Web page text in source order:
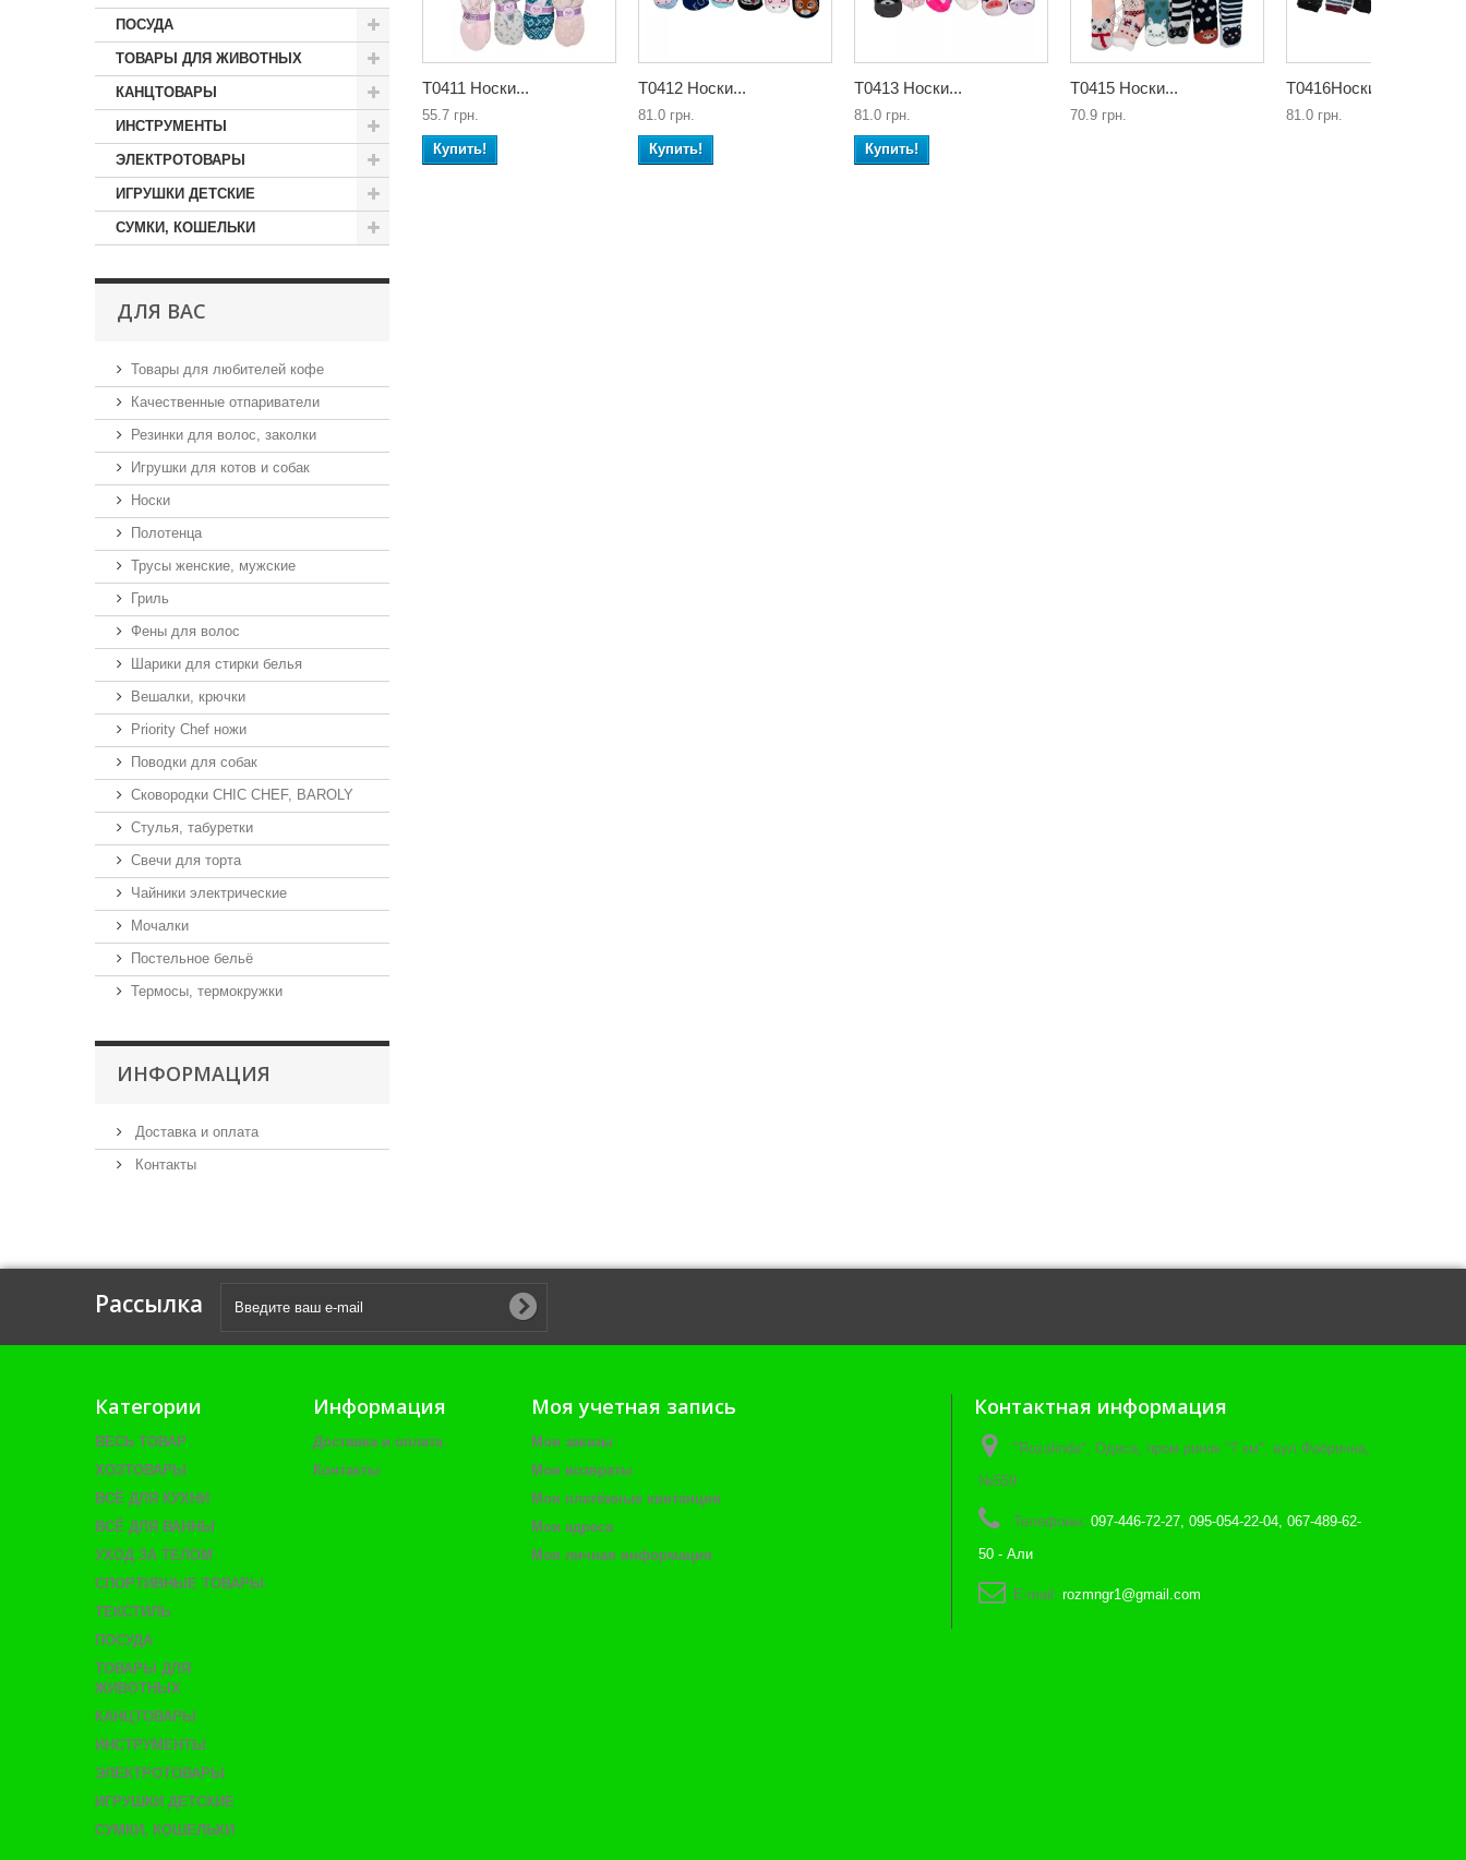
ПОСУДА
ТОВАРЫ ДЛЯ ЖИВОТНЫХ
КАНЦТОВАРЫ
ИНСТРУМЕНТЫ
ЭЛЕКТРОТОВАРЫ
ИГРУШКИ ДЕТСКИЕ
СУМКИ, КОШЕЛЬКИ
ДЛЯ ВАС
Товары для любителей кофе
Качественные отпариватели
Резинки для волос, заколки
Игрушки для котов и собак
Носки
Полотенца
Трусы женские, мужские
Гриль
Фены для волос
Шарики для стирки белья
Вешалки, крючки
Priority Chef ножи
Поводки для собак
Сковородки CHIC CHEF, BAROLY
Стулья, табуретки
Свечи для торта
Чайники электрические
Мочалки
Постельное бельё
Термосы, термокружки
ИНФОРМАЦИЯ
Доставка и оплата
Контакты
Т0411 Носки...
55.7 грн.
Купить!
Т0412 Носки...
81.0 грн.
Купить!
Т0413 Носки...
81.0 грн.
Купить!
Т0415 Носки...
70.9 грн.
Т0416Носки...
81.0 грн.
Рассылка
Категории
ВЕСЬ ТОВАР
ХОЗТОВАРЫ
ВСЁ ДЛЯ КУХНИ
ВСЁ ДЛЯ ВАННЫ
УХОД ЗА ТЕЛОМ
СПОРТИВНЫЕ ТОВАРЫ
ТЕКСТИЛЬ
ПОСУДА
ТОВАРЫ ДЛЯ
ЖИВОТНЫХ
КАНЦТОВАРЫ
ИНСТРУМЕНТЫ
ЭЛЕКТРОТОВАРЫ
ИГРУШКИ ДЕТСКИЕ
СУМКИ, КОШЕЛЬКИ
Информация
Доставка и оплата
Контакты
Моя учетная запись
Мои заказы
Мои возвраты
Мои платёжные квитанции
Мои адреса
Моя личная информация
Контактная информация
"Rozalinda", Одеса, пром ринок "7 км", вул.Фабрична,
№559
Телефоны: 097-446-72-27, 095-054-22-04, 067-489-62-
50 - Али
E-mail: rozmngr1@gmail.com